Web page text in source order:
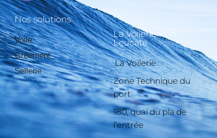
Nos solutions
Voile
Gréement
Sellerie
La Voilerie Port-
Leucate
.La Voilerie
Zone Technique du
port
180, quai du pla de
l’entrée